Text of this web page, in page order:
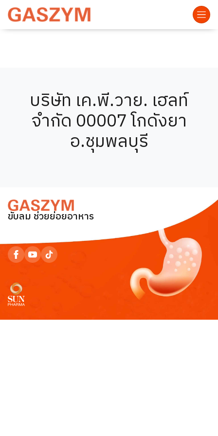
บริษัท เค.พี.วาย. เฮลท์
จำกัด 00007 โกดังยา
อ.ชุมพลบุรี
ขับลม ช่วยย่อยอาหาร